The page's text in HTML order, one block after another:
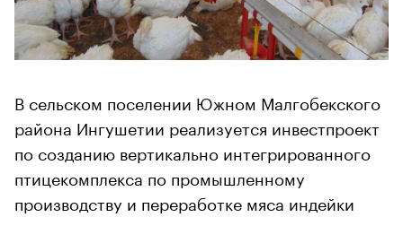
В сельском поселении Южном Малгобекского
района Ингушетии реализуется инвестпроект
по созданию вертикально интегрированного
птицекомплекса по промышленному
производству и переработке мяса индейки